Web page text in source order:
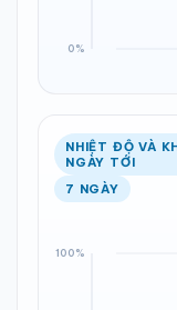
NHIỆT ĐỘ VÀ
NGÀY TỚI
7 NGÀY